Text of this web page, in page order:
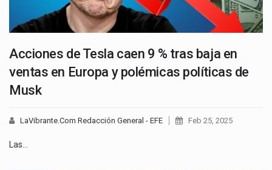
Acciones de Tesla caen 9 % tras baja en
ventas en Europa y polémicas políticas de
Musk
LaVibrante.Com Redacción General - EFE Feb 25, 2025
Las…